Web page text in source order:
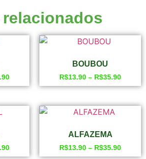
BOUBOU
R$13.90 – R$35.90
ALFAZEMA
R$13.90 – R$35.90